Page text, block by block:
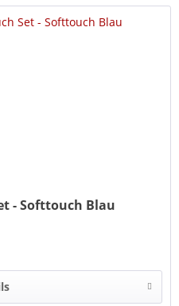
- Softtouch Blau